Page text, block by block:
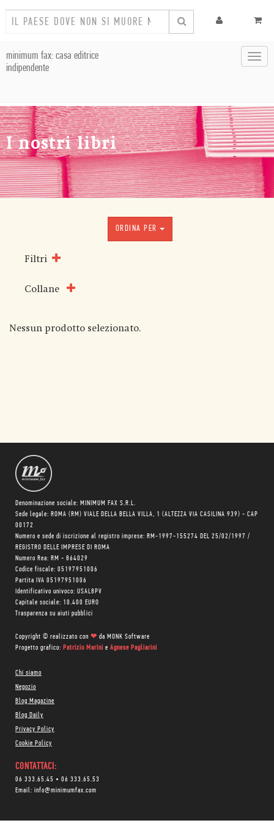
minimum fax: casa editrice
indipendente
I nostri libri
ORDINA PER
Filtri
Collane
Nessun prodotto selezionato.
Denominazione sociale: MINIMUM FAX S.R.L.
Sede legale: ROMA (RM) VIALE DELLA BELLA VILLA, 1 (ALTEZZA VIA CASILINA 939) - CAP
00172
Numero e sede di iscrizione al registro imprese: RM-1997-155274 DEL 25/02/1997 /
REGISTRO DELLE IMPRESE DI ROMA
Numero Rea: RM - 864029
Codice fiscale: 05197951006
Partita IVA 05197951006
Identificativo univoco: USAL8PV
Capitale sociale: 10.400 EURO
Trasparenza su aiuti pubblici
Copyright © realizzato con ❤ da MONK Software
Progetto grafico: Patrizio Marini e Agnese Pagliarini
Chi siamo
Negozio
Blog Magazine
Blog Daily
Privacy Policy
Cookie Policy
CONTATTACI:
06 333.65.45 • 06 333.65.53
Email: info@minimumfax.com